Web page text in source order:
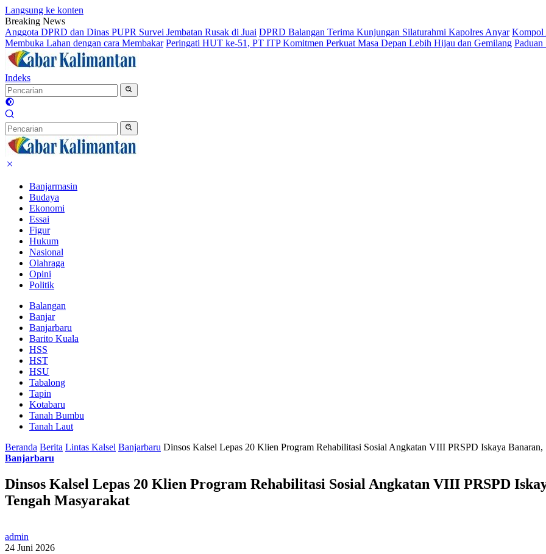
Langsung ke konten
Breaking News
Anggota DPRD dan Dinas PUPR Survei Jembatan Rusak di Juai DPRD Balangan Terima Kunjungan Silaturahmi Kapolres Anyar Kompol
Membuka Lahan dengan cara Membakar Peringati HUT ke-51, PT ITP Komitmen Perkuat Masa Depan Lebih Hijau dan Gemilang
Indeks
Banjarmasin
Budaya
Ekonomi
Essai
Figur
Hukum
Nasional
Olahraga
Opini
Politik
Balangan
Banjar
Banjarbaru
Barito Kuala
HSS
HST
HSU
Tabalong
Tapin
Kotabaru
Tanah Bumbu
Tanah Laut
Beranda Berita Lintas Kalsel Banjarbaru Dinsos Kalsel Lepas 20 Klien Program Rehabilitasi Sosial Angkatan VIII PRSPD Iskaya
Banjarbaru
Dinsos Kalsel Lepas 20 Klien Program Rehabilitasi Sosial Angkatan VIII PRSPD
Tengah Masyarakat
admin
24 Juni 2026